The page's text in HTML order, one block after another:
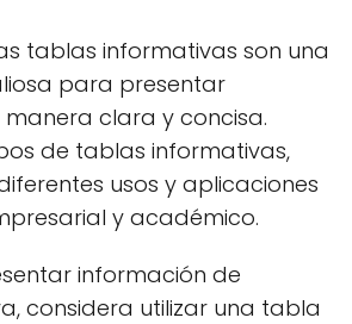
tablas informativas son una
para presentar
clara y concisa.
de tablas informativas,
usos y aplicaciones
y académico.
información de
considera utilizar una tabla